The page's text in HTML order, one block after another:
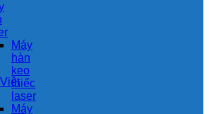
Máy
hàn
keo
thiếc
laser
Máy